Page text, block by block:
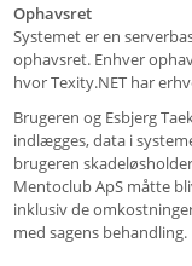
Ophavsret
Systemet er en
ophavsret. Enhver
hvor Texity.NET har
Brugeren og Esbjerg
indlægges, data i
brugeren
Mentoclub ApS måtte
inklusiv de
med sagens behandling.